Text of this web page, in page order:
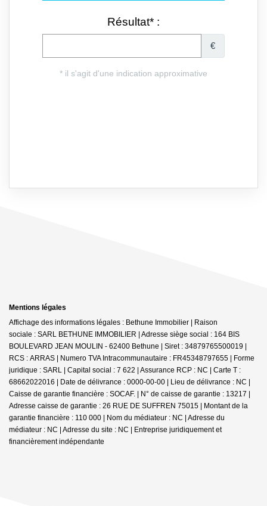
Mentions légales
Affichage des informations légales : Bethune Immobilier | Raison
sociale : SARL BETHUNE IMMOBILIER | Adresse siège social : 164 BIS
BOULEVARD JEAN MOULIN - 62400 Bethune | Siret : 34879765500019 |
RCS : ARRAS | Numero TVA Intracommunautaire : FR45348797655 | Forme
juridique : SARL | Capital social : 7 622 | Assurance RCP : NC | Carte T :
68662022016 | Date de délivrance : 0000-00-00 | Lieu de délivrance : NC |
Caisse de garantie financière : SOCAF. | N° de caisse de garantie : 13217 |
Adresse caisse de garantie : 26 RUE DE SUFFREN 75015 | Montant de la
garantie financière : 110 000 | Nom du médiateur : NC | Adresse du
médiateur : NC | Adresse du site : NC | Entreprise juridiquement et
financièrement indépendante